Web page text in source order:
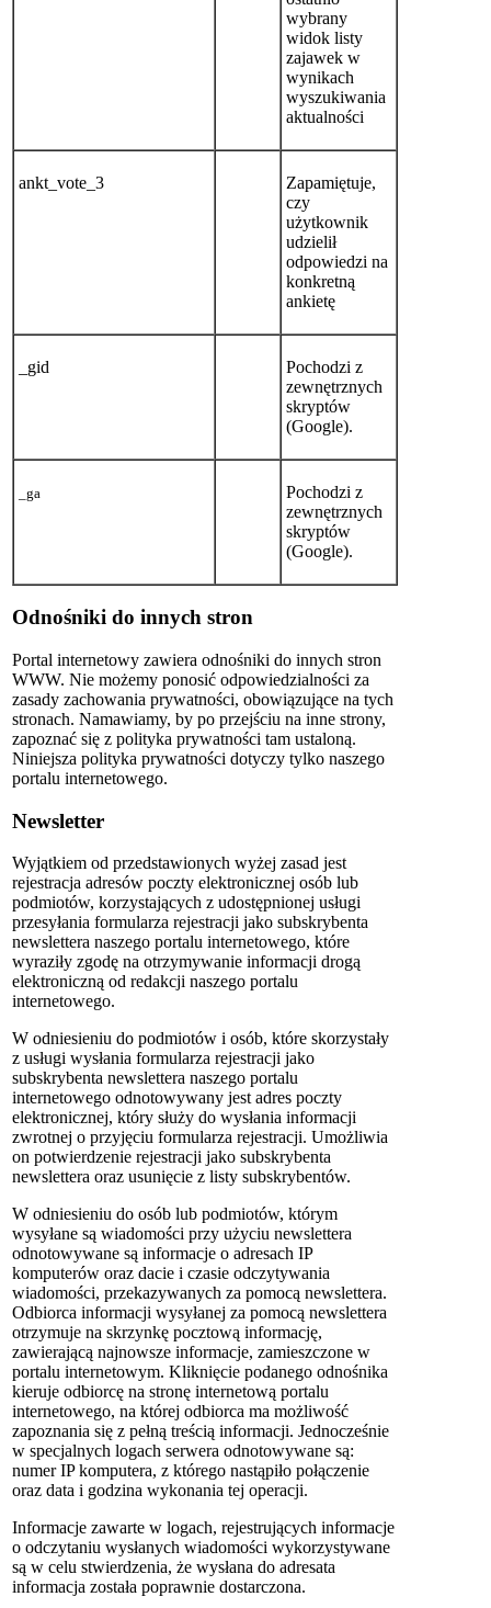
wybrany
widok listy
zajawek w
wynikach
wyszukiwania
aktualności
ankt_vote_3
Zapamiętuje,
czy
użytkownik
udzielił
odpowiedzi na
konkretną
ankietę
_gid
Pochodzi z
zewnętrznych
skryptów
(Google).
_ga
Pochodzi z
zewnętrznych
skryptów
(Google).
Odnośniki do innych stron
Portal internetowy zawiera odnośniki do innych stron
WWW. Nie możemy ponosić odpowiedzialności za
zasady zachowania prywatności, obowiązujące na tych
stronach. Namawiamy, by po przejściu na inne strony,
zapoznać się z polityka prywatności tam ustaloną.
Niniejsza polityka prywatności dotyczy tylko naszego
portalu internetowego.
Newsletter
Wyjątkiem od przedstawionych wyżej zasad jest
rejestracja adresów poczty elektronicznej osób lub
podmiotów, korzystających z udostępnionej usługi
przesyłania formularza rejestracji jako subskrybenta
newslettera naszego portalu internetowego, które
wyraziły zgodę na otrzymywanie informacji drogą
elektroniczną od redakcji naszego portalu
internetowego.
W odniesieniu do podmiotów i osób, które skorzystały
z usługi wysłania formularza rejestracji jako
subskrybenta newslettera naszego portalu
internetowego odnotowywany jest adres poczty
elektronicznej, który służy do wysłania informacji
zwrotnej o przyjęciu formularza rejestracji. Umożliwia
on potwierdzenie rejestracji jako subskrybenta
newslettera oraz usunięcie z listy subskrybentów.
W odniesieniu do osób lub podmiotów, którym
wysyłane są wiadomości przy użyciu newslettera
odnotowywane są informacje o adresach IP
komputerów oraz dacie i czasie odczytywania
wiadomości, przekazywanych za pomocą newslettera.
Odbiorca informacji wysyłanej za pomocą newslettera
otrzymuje na skrzynkę pocztową informację,
zawierającą najnowsze informacje, zamieszczone w
portalu internetowym. Kliknięcie podanego odnośnika
kieruje odbiorcę na stronę internetową portalu
internetowego, na której odbiorca ma możliwość
zapoznania się z pełną treścią informacji. Jednocześnie
w specjalnych logach serwera odnotowywane są:
numer IP komputera, z którego nastąpiło połączenie
oraz data i godzina wykonania tej operacji.
Informacje zawarte w logach, rejestrujących informacje
o odczytaniu wysłanych wiadomości wykorzystywane
są w celu stwierdzenia, że wysłana do adresata
informacja została poprawnie dostarczona.